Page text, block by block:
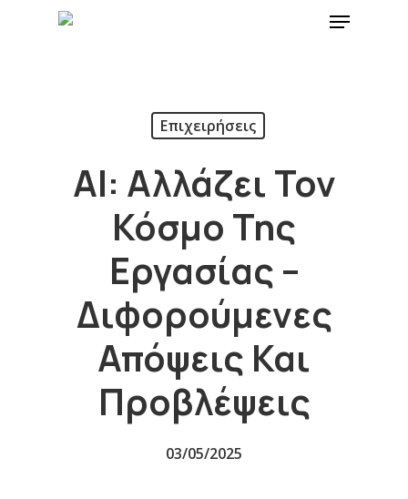
Επιχειρήσεις
ΑΙ: Αλλάζει Τον
Κόσμο Της
Εργασίας –
Διφορούμενες
Απόψεις Και
Προβλέψεις
03/05/2025